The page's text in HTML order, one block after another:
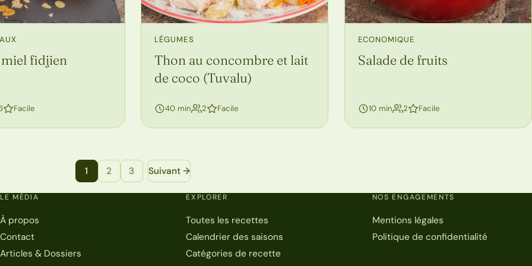
miel fidjien
personnes
Facile
LÉGUMES
Thon au concombre et lait
de coco (Tuvalu)
40 min 2personnes
Facile
ECONOMIQUE
Salade de fruits
10 min 2personnes
Facile
1 2 3 Suivant →
LE MÉDIA
À propos
Contact
Articles & Dossiers
EXPLORER
Toutes les recettes
Calendrier des saisons
Catégories de recette
NOS ENGAGEMENTS
Mentions légales
Politique de confidentialité